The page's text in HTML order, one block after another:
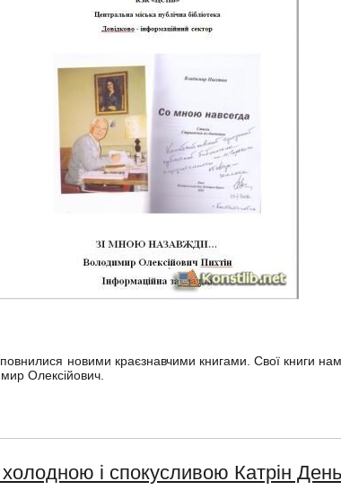
новими краєзнавчими книгами. Свої книги
Олексійович.
і спокусливою Катрін